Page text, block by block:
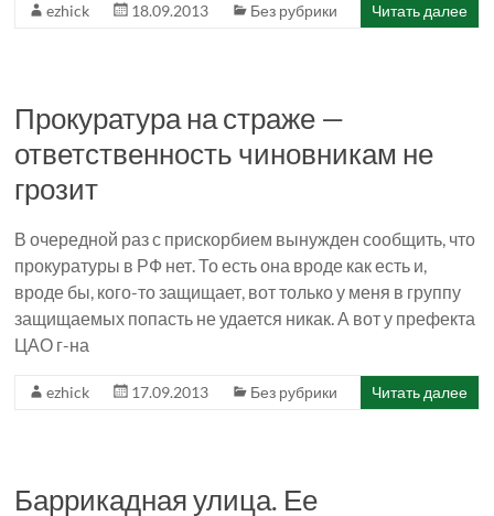
ezhick 18.09.2013 Без рубрики Читать далее
Прокуратура на страже —
ответственность чиновникам не
грозит
В очередной раз с прискорбием вынужден сообщить, что
прокуратуры в РФ нет. То есть она вроде как есть и,
вроде бы, кого-то защищает, вот только у меня в группу
защищаемых попасть не удается никак. А вот у префекта
ЦАО г-на
ezhick 17.09.2013 Без рубрики Читать далее
Баррикадная улица. Ее